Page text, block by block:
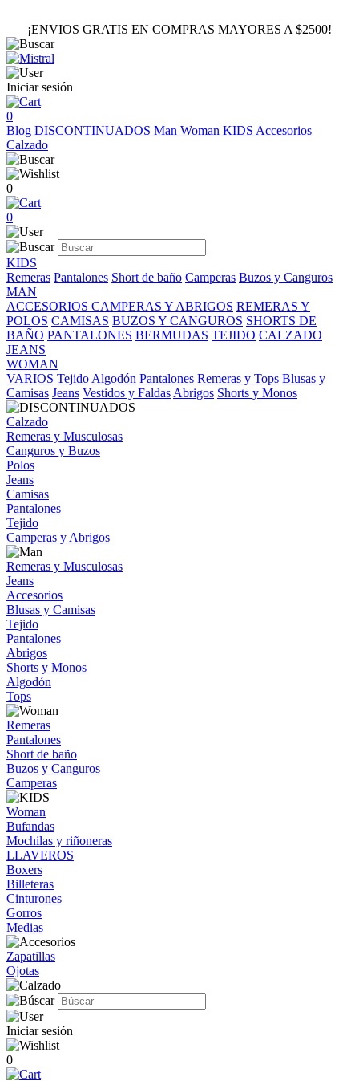
¡ENVIOS GRATIS EN COMPRAS MAYORES A $2500!
Iniciar sesión
0
Blog DISCONTINUADOS Man Woman KIDS Accesorios
Calzado
0
0
KIDS
Remeras Pantalones Short de baño Camperas Buzos y Canguros
MAN
ACCESORIOS CAMPERAS Y ABRIGOS REMERAS Y
POLOS CAMISAS BUZOS Y CANGUROS SHORTS DE
BAÑO PANTALONES BERMUDAS TEJIDO CALZADO
JEANS
WOMAN
VARIOS Tejido Algodón Pantalones Remeras y Tops Blusas y
Camisas Jeans Vestidos y Faldas Abrigos Shorts y Monos
Calzado
Remeras y Musculosas
Canguros y Buzos
Polos
Jeans
Camisas
Pantalones
Tejido
Camperas y Abrigos
Remeras y Musculosas
Jeans
Accesorios
Blusas y Camisas
Tejido
Pantalones
Abrigos
Shorts y Monos
Algodón
Tops
Remeras
Pantalones
Short de baño
Buzos y Canguros
Camperas
Woman
Bufandas
Mochilas y riñoneras
LLAVEROS
Boxers
Billeteras
Cinturones
Gorros
Medias
Zapatillas
Ojotas
Iniciar sesión
0